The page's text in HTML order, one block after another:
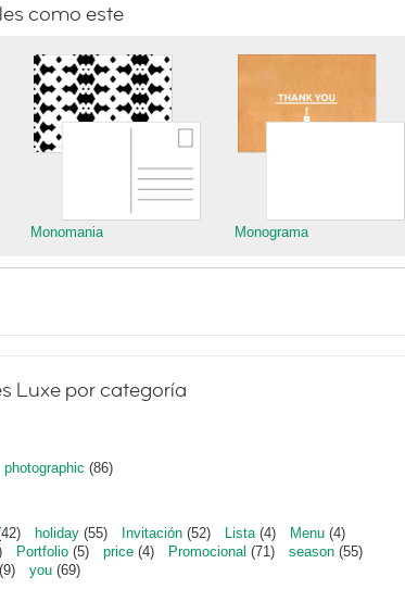
como este
Monomania Monograma
Luxe por categoría
photographic (86)
holiday (55) Invitación (52) Lista(4) Menu (4)
Portfolio (5) price (4) Promocional (71) season (55)
you (69)